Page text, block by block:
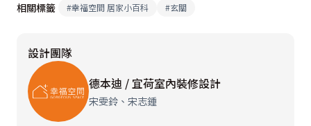
相關標籤
#幸福空間 居家小百科 #玄關
設計團隊
德本迪 / 宜荷室內裝修設計
宋雯鈴、宋志鍾